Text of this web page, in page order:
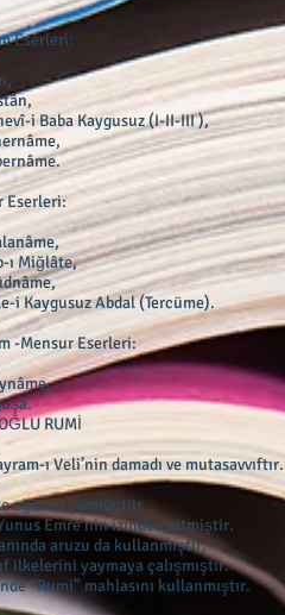
Eserleri:
i Baba Kaygusuz (I-II-III ),
Eserleri:
ı Miğlâte,
i Kaygusuz Abdal (Tercüme).
-Mensur Eserleri:
RUMİ
ı Veli’nin damadı ve mutasavvıftır.
eğitimi görmüştür.
Emre’nin izinden gitmiştir.
aruzu da kullanmıştır.
ilkelerini yaymaya çalışmıştır.
“Rumi” mahlasını kullanmıştır.